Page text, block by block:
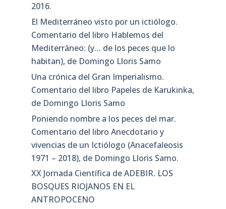
2016.
El Mediterráneo visto por un ictiólogo.
Comentario del libro Hablemos del
Mediterráneo: (y… de los peces que lo
habitan), de Domingo Lloris Samo
Una crónica del Gran Imperialismo.
Comentario del libro Papeles de Karukinka,
de Domingo Lloris Samo
Poniendo nombre a los peces del mar.
Comentario del libro Anecdotario y
vivencias de un Ictiólogo (Anacefaleosis
1971 – 2018), de Domingo Lloris Samo.
XX Jornada Científica de ADEBIR. LOS
BOSQUES RIOJANOS EN EL
ANTROPOCENO